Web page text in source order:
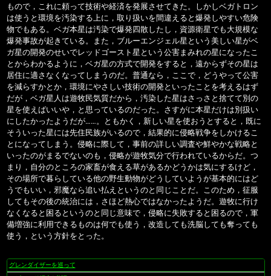
もので，これに頼って技術や経済を発展させてきた。しかしベガトロン
は使うと環境を汚染する上に，取り扱いを間違えると爆発しやすい危険
物でもある。ベガ本星は汚染で爆発四散したし，資源衛星でも大規模な
爆発事故が起きている。また，ブルーエンジェル星という美しい星がベ
ガ星の開発のせいでレッドゴースト星という公害まみれの星になったこ
とからわかるように，ベガ星の方式で開発をすると，遠からずその星は
居住に適さなくなってしまうのだ。普通なら，ここで，どうやって公害
を減らすかとか，環境にやさしい技術の開発といったことを考えるはず
だが，ベガ星人は遊牧民気質だから，汚染した星はさっさと捨てて別の
星を使えばいいや，と思っているのだった。さすがに本星だけは別扱い
にしたかったようだが……。ともかく，新しい星を使おうとすると，既に
そういった星には先住民族がいるので，結果的に侵略戦争をしかけるこ
とになってしまう。侵略に際して，事前の詳しい調査や鮮やかな戦略と
いったのがまるでないのも，侵略が遊牧気分で行われているからだ。つ
まり，自分のところの家畜が食える草があるかどうかは気にするけど，
その場所で暮らしている他の野生動物がどうしていようが基本的にはど
うでもいい，邪魔なら追い払えというのと同じことだ。このため，征服
してもその後の統治には，さほど熱心ではなかったようだ。遊牧に行け
なくなると困るというのと同じ意味で，侵略に失敗すると困るので，軍
備増強に利用できるものは何でも使う，改造しても洗脳しても奪っても
使う，という方針をとった。
ナ
グレンダイザーを巡って